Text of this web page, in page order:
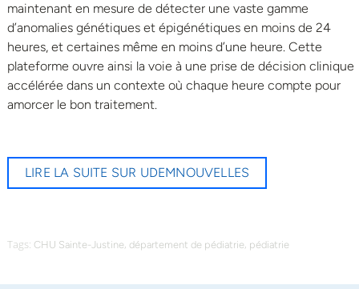
maintenant en mesure de détecter une vaste gamme
d’anomalies génétiques et épigénétiques en moins de 24
heures, et certaines même en moins d’une heure. Cette
plateforme ouvre ainsi la voie à une prise de décision clinique
accélérée dans un contexte où chaque heure compte pour
amorcer le bon traitement.
LIRE LA SUITE SUR UDEMNOUVELLES
Tags: CHU Sainte-Justine, département de pédiatrie, pédiatrie